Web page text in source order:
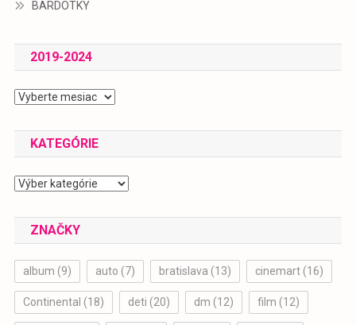
BARDOTKY
2019-2024
2019-
KATEGÓRIE
Kategórie
ZNAČKY
album (9) auto (7) bratislava (13) cinemart(16)
Continental (18) deti (20) dm (12) film (12)